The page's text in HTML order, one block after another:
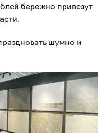
бережно привезут
шумно и